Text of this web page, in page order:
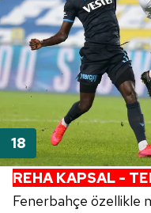
REHA KAPSAL -
Fenerbahçe özellikle